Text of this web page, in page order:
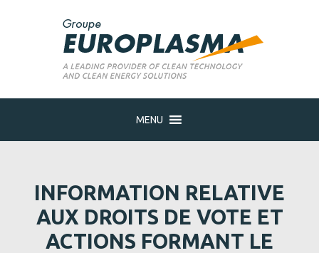
MENU
INFORMATION RELATIVE
AUX DROITS DE VOTE ET
ACTIONS FORMANT LE